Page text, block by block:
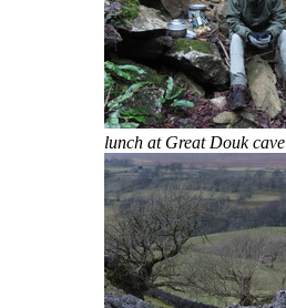
lunch at Great Douk cave